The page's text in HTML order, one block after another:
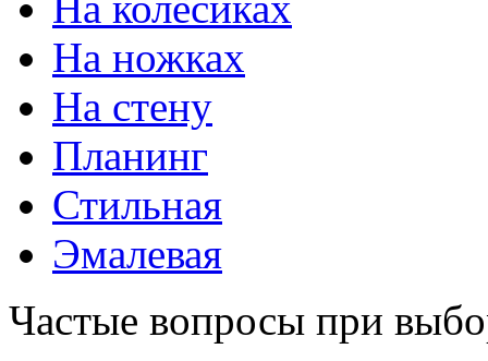
На ножках
На стену
Планинг
Стильная
Эмалевая
Частые вопросы при